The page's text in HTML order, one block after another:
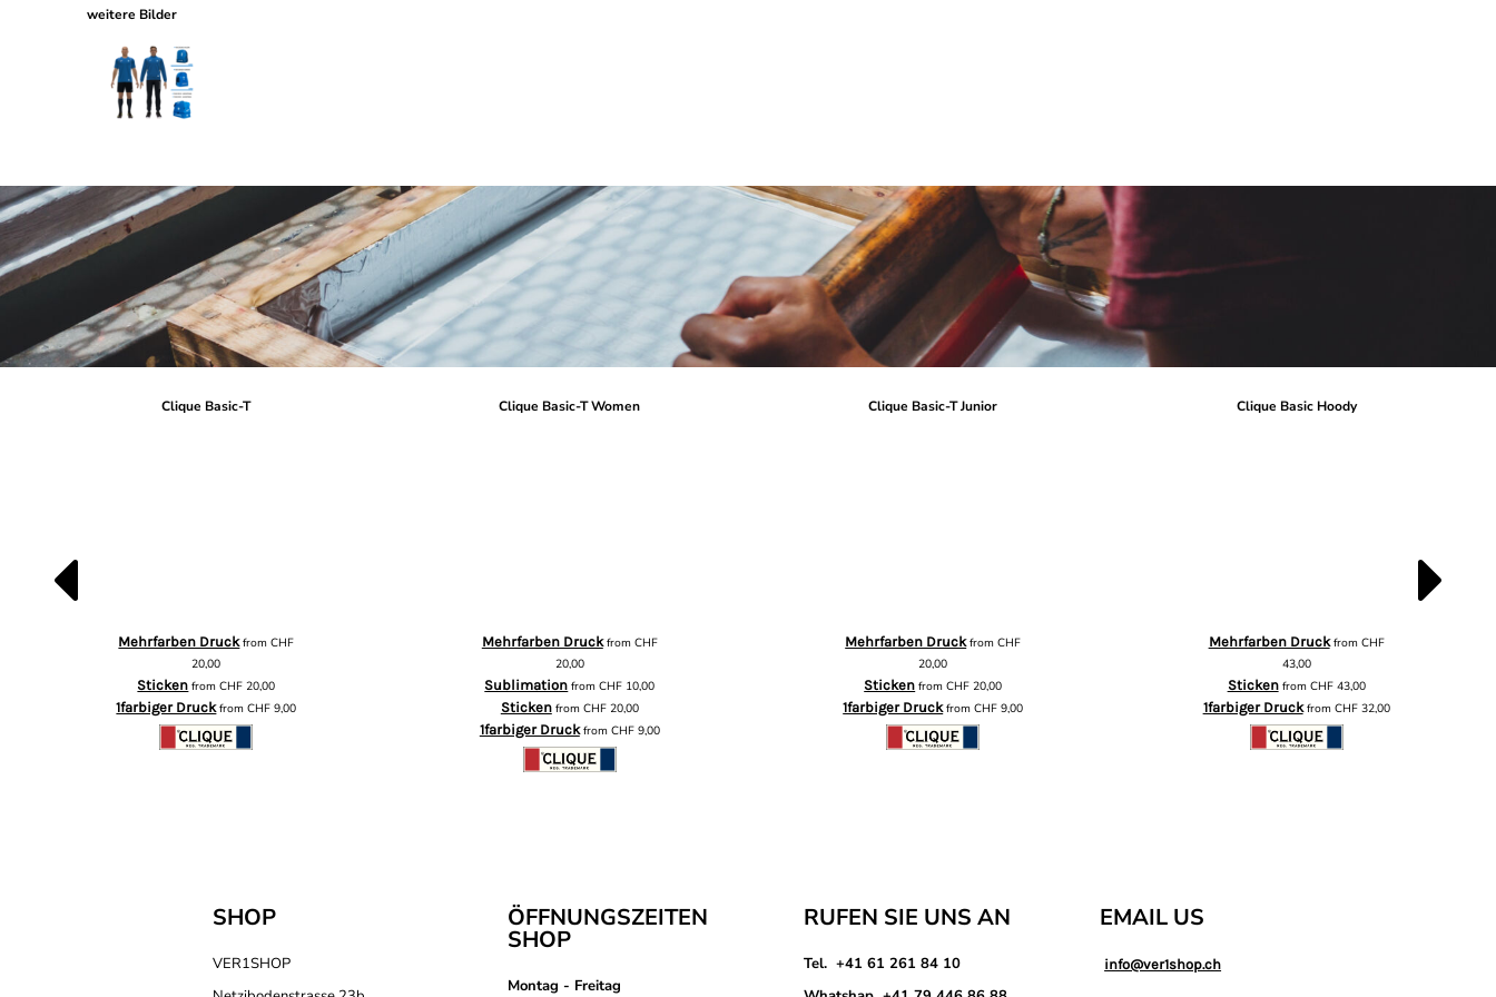
weitere Bilder
Clique Basic-T
Mehrfarben DruckfromCHF
20,00
Sticken fromCHF 20,00
1farbiger DruckfromCHF 9,00
Clique Basic-T Women
Mehrfarben Druckfrom CHF
20,00
Sublimation fromCHF 10,00
Stickenfrom CHF20,00
1farbiger Druckfrom CHF9,00
Clique Basic-T Junior
Mehrfarben DruckfromCHF
20,00
Sticken fromCHF 20,00
1farbiger DruckfromCHF 9,00
Clique Basic Hoody
Mehrfarben Druckfrom CHF
43,00
Stickenfrom CHF43,00
1farbiger Druckfrom CHF32,00
SHOP
VER1SHOP
ÖFFNUNGSZEITEN
SHOP
Montag - Freitag
RUFEN SIE UNS AN
Tel. +41 61 261 84 10
EMAIL US
info@ver1shop.ch